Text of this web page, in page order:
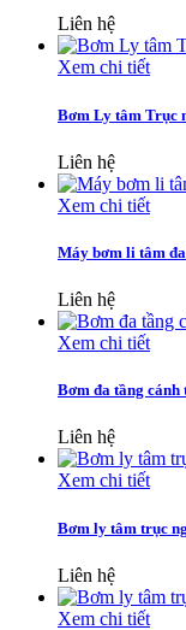
Liên hệ
Xem chi tiết
Bơm Ly tâm Trục
Liên hệ
Xem chi tiết
Máy bơm li tâm
Liên hệ
Xem chi tiết
Bơm đa tầng cánh
Liên hệ
Xem chi tiết
Bơm ly tâm trục
Liên hệ
Xem chi tiết